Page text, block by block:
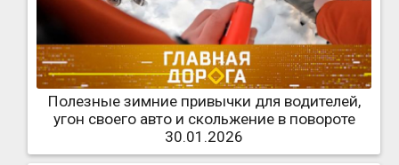
Полезные зимние привычки для водителей,
угон своего авто и скольжение в повороте
30.01.2026